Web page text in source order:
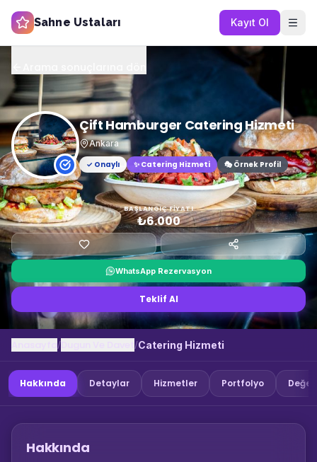
Sahne Ustaları Kayıt Ol
Çift Hamburger Catering Hizmeti
Ankara
✓ Onaylı
✨ Catering Hizmeti 🎭 Örnek Profil
BAŞLANGIÇ FIYATI
₺6.000
WhatsApp Rezervasyon
Teklif Al
/ /Catering Hizmeti
Hakkında Detaylar Hizmetler Portfolyo
Hakkında